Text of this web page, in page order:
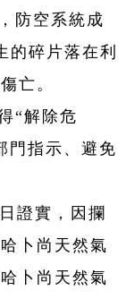
防空系統成
的碎片落在利
亡。
“解除危
門指示、避免
證實，因攔
卜尚天然氣
卜尚天然氣